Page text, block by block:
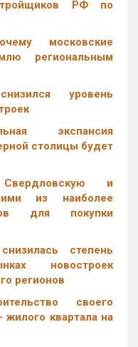
РФ по
московские
региональным
уровень
экспансия
столицы будет
и
из наиболее
для покупки
степень
новостроек
регионов
своего
квартала на